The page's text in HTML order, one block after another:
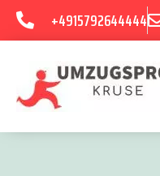
+4915792644444